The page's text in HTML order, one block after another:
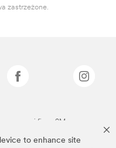
to enhance site
zastrzeżone.
firmy 3M.